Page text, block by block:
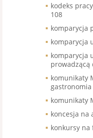
kodeks
108
komparycja
komparycja
komparycja
prowadzącą
komunikaty
gastronomia
komunikaty
koncesja na
konkursy na